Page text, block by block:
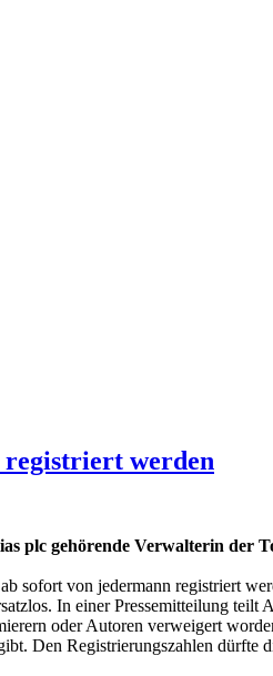
registriert werden
plc gehörende Verwalterin der
sofort von jedermann registriert
In einer Pressemitteilung
oder Autoren verweigert
Den Registrierungszahlen